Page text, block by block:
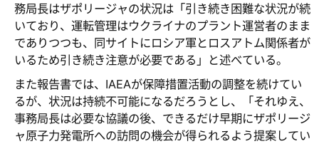
務局長はザポリージャの状況は「引き続き困難な状況が続
いており、運転管理はウクライナのプラント運営者のまま
でありつつも、同サイトにロシア軍とロスアトム関係者が
いるため引き続き注意が必要である」と述べている。
また報告書では、IAEAが保障措置活動の調整を続けてい
るが、状況は持続不可能になるだろうとし、「それゆえ、
事務局長は必要な協議の後、できるだけ早期にザポリージ
ャ原子力発電所への訪問の機会が得られるよう提案してい